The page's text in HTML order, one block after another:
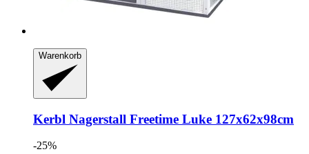
Warenkorb
Kerbl Nagerstall Freetime Luke 127x62x98cm
-25%